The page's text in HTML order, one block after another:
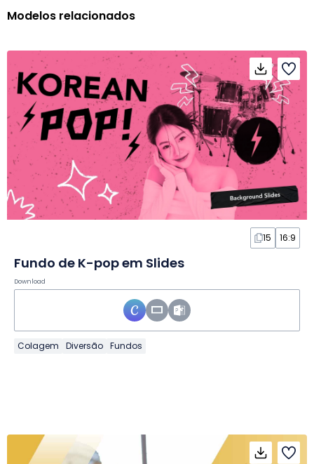
Modelos relacionados
15 16:9
Fundo de K-pop em Slides
Download
Colagem Diversão Fundos